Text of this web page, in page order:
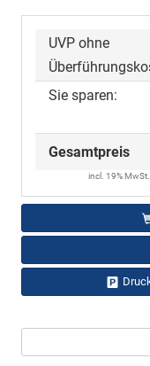
UVP ohne
Sie sparen:
Gesamtpreis
incl. 19%